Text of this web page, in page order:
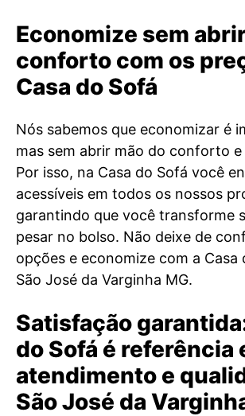
Economize sem
conforto com os
Casa do Sofá
Nós sabemos que economizar é
mas sem abrir mão do conforto e
Por isso, na Casa do Sofá você
acessíveis em todos os nossos
garantindo que você transforme
pesar no bolso. Não deixe de
opções e economize com a Casa
São José da Varginha MG.
Satisfação
do Sofá é referência
atendimento e
São José da